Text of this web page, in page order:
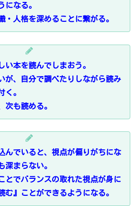
になる。
・人格を深めることに繋がる。
い本を読んでしまおう。
が、自分で調べたりしながら読み
く。
次も読める。
んでいると、視点が偏りがちにな
深まらない。
とでバランスの取れた視点が身に
む』ことができるようになる。